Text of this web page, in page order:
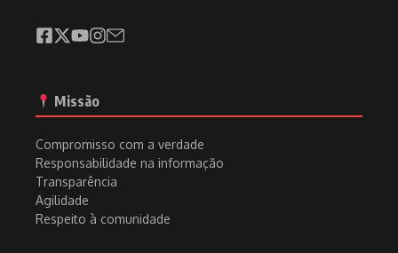
Missão
Compromisso com a verdade
Responsabilidade na informação
Transparência
Agilidade
Respeito à comunidade